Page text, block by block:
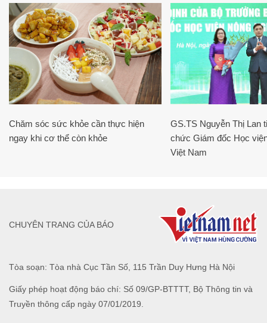
Chăm sóc sức khỏe cần thực hiện
ngay khi cơ thể còn khỏe
GS.TS Nguyễn Thị Lan
chức Giám đốc Học
Việt Nam
Tòa soạn: Tòa nhà Cục Tần Số, 115 Trần Duy Hưng Hà Nội
Giấy phép hoạt động báo chí: Số 09/GP-BTTTT, Bộ Thông tin và
Truyền thông cấp ngày 07/01/2019.
CHUYÊN TRANG CỦA BÁO